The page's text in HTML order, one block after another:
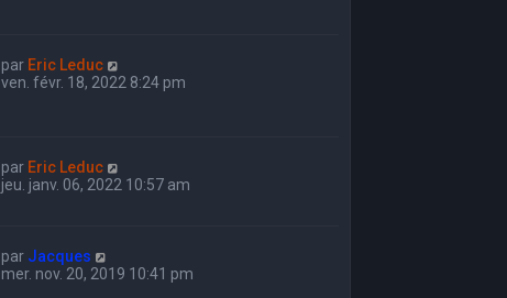
par Eric Leduc
ven. févr. 18, 2022 8:24 pm
par Eric Leduc
jeu. janv. 06, 2022 10:57 am
par Jacques
mer. nov. 20, 2019 10:41 pm